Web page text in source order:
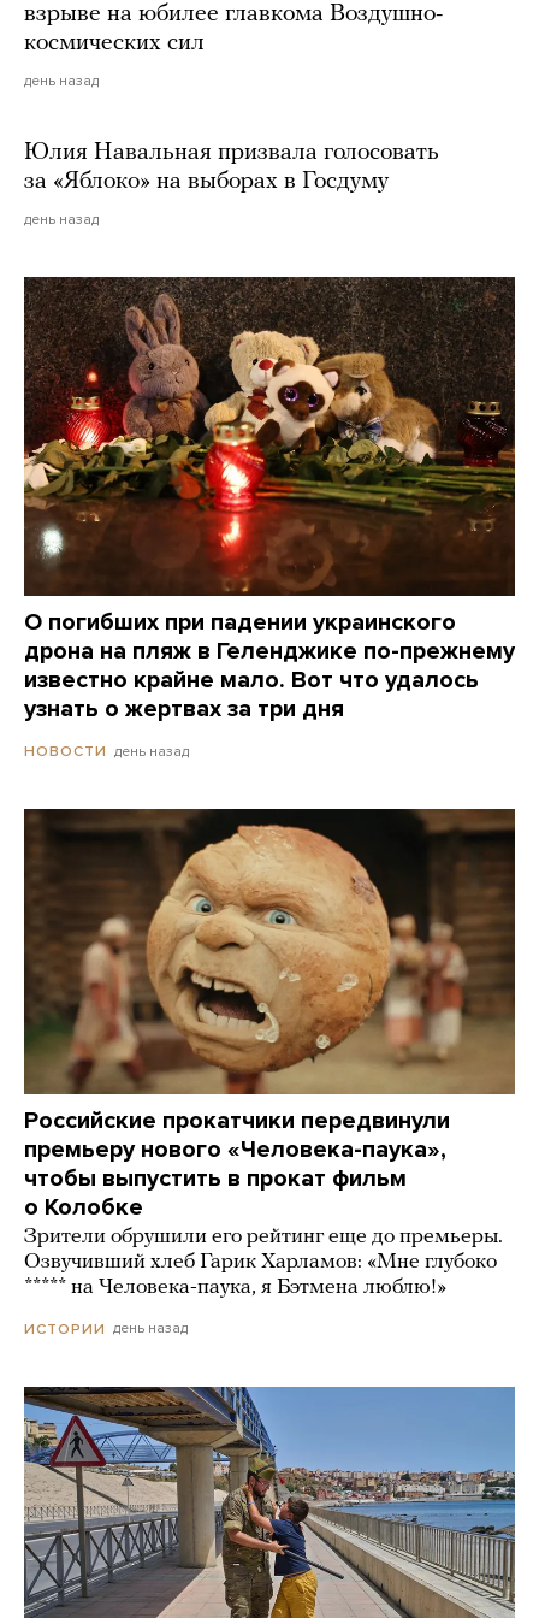
взрыве на юбилее главкома Воздушно-
космических сил
день назад
Юлия Навальная призвала голосовать
за «Яблоко» на выборах в Госдуму
день назад
О погибших при падении украинского
дрона на пляж в Геленджике по-прежнему
известно крайне мало. Вот что удалось
узнать о жертвах за три дня
НОВОСТИ день назад
Российские прокатчики передвинули
премьеру нового «Человека-паука»,
чтобы выпустить в прокат фильм
о Колобке
Зрители обрушили его рейтинг еще до премьеры.
Озвучивший хлеб Гарик Харламов: «Мне глубоко
***** на Человека-паука, я Бэтмена люблю!»
ИСТОРИИ день назад